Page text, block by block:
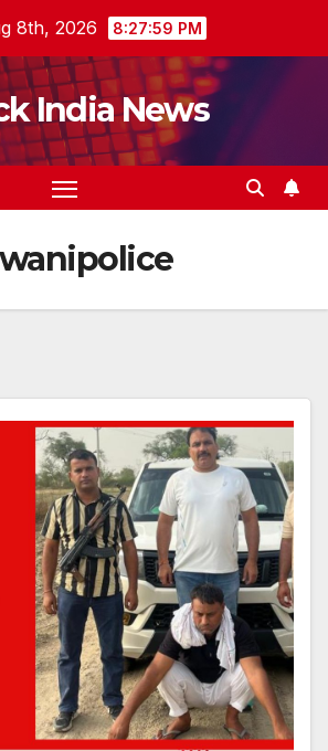
8th, 2026 8:28:00 PM
India News